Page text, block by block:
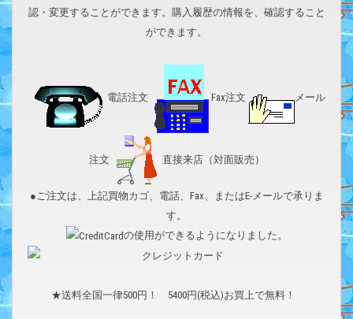
認・変更することができます。購入履歴の情報を、確認すること
ができます。
電話注文 Fax注文 メール
注文 直接来店（対面販売）
●ご注文は、上記買物カゴ、電話、Fax、またはE-メールで承りま
す。
の使用ができるようになりました。
★送料全国一律500円！ 5400円(税込)お買上で無料！